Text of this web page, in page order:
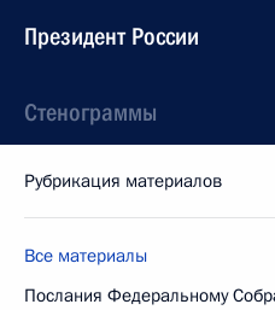
Президент России
Стенограммы
Рубрикация материалов
Все материалы
Послания Федеральному